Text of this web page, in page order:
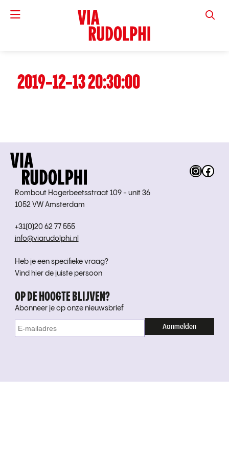
VIA
2019-12-13 20:30:00
Rombout Hogerbeetsstraat 109 - unit 36
1052 VW Amsterdam
+31(0)20 62 77 555
info@viarudolphi.nl
Heb je een specifieke vraag?
Vind hier de juiste persoon
OP DE HOOGTE BLIJVEN?
Abonneer je op onze nieuwsbrief